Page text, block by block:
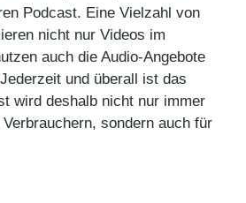
Podcast. Eine Vielzahl von
nicht nur Videos im
auch die Audio-Angebote
und überall ist das
wird deshalb nicht nur immer
sondern auch für